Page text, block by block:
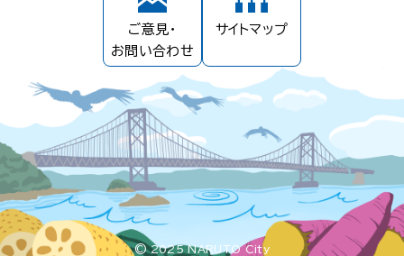
ご意見・
お問い合わせ
サイトマップ
© 2025 NARUTO City